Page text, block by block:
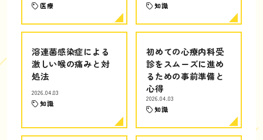
医療 知識
溶連菌感染症による
激しい喉の痛みと対
処法
2026.04.03
知識
初めての心療内科受
診をスムーズに進め
るための事前準備と
心得
2026.04.03
知識